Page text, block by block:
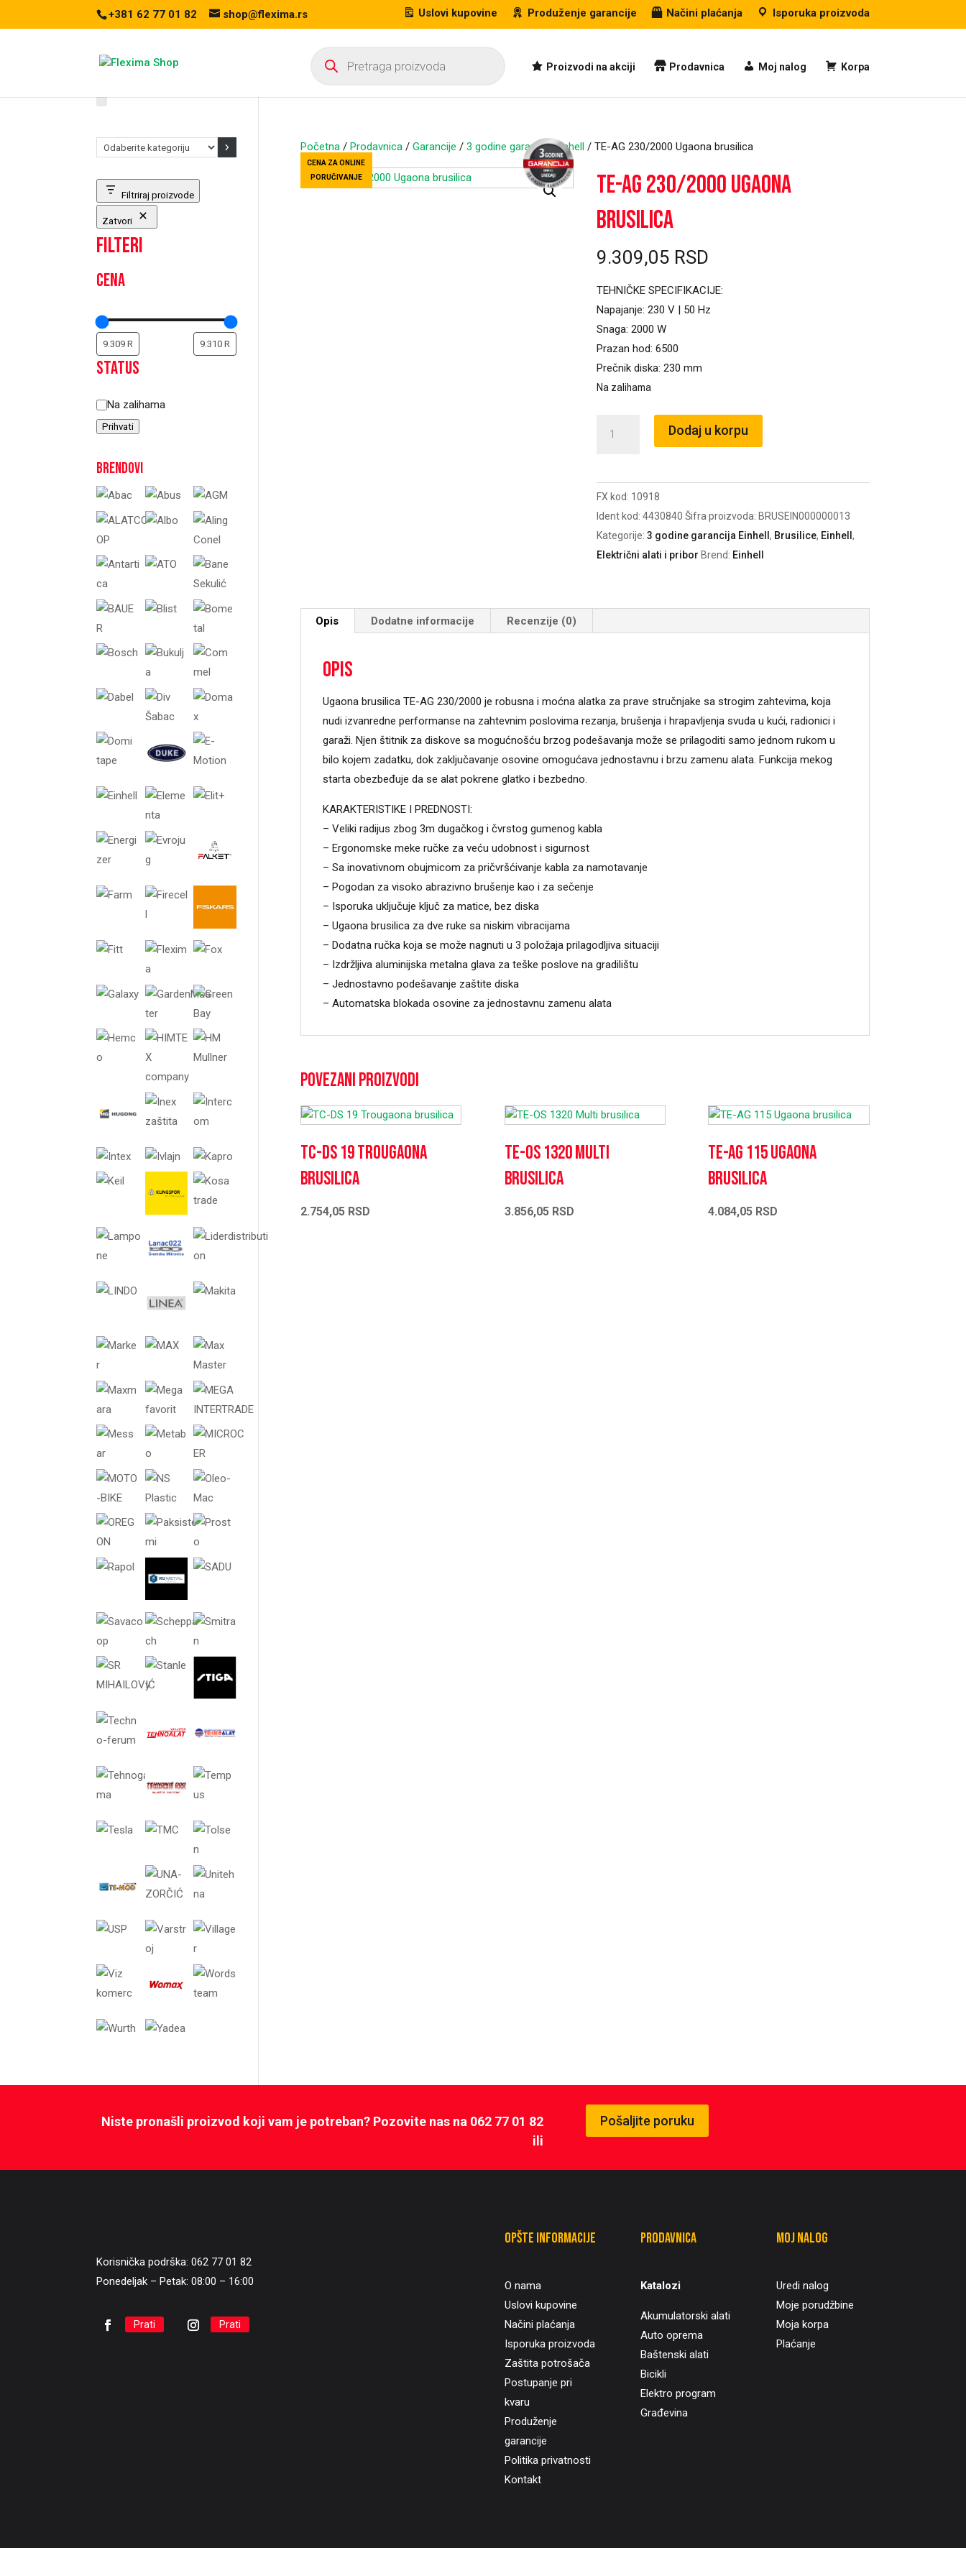
+381 62 77 01 82 shop@flexima.rs Uslovi kupovine Produženje garancije Načini plaćanja Isporuka proizvoda
search
Proizvodi na akciji Prodavnica Moj nalog Korpa
Početna/ Prodavnica/ Garancije / 3 godine garancija Einhell/ TE-AG 230/2000 Ugaona brusilica
CENA ZA ONLINE
PORUČIVANJE
TE-AG 230/2000 Ugaona
brusilica
9.309,05 RSD
TEHNIČKE SPECIFIKACIJE:
Napajanje: 230 V | 50 Hz
Snaga: 2000 W
Prazan hod: 6500
Prečnik diska: 230 mm
Na zalihama
Ugaona
brusilica
količina
Dodaj u korpu
FX kod: 10918
Ident kod: 4430840 Šifra proizvoda: BRUSEIN000000013
Kategorije: 3 godine garancija Einhell , Brusilice, Einhell ,
Električni alati i pribor Brend: Einhell
Opis Dodatne informacije Recenzije (0)
Opis
Ugaona brusilica TE-AG 230/2000 je robusna i moćna alatka za prave stručnjake sa strogim zahtevima, koja
nudi izvanredne performanse na zahtevnim poslovima rezanja, brušenja i hrapavljenja svuda u kući, radionici i
garaži. Njen štitnik za diskove sa mogućnošću brzog podešavanja može se prilagoditi samo jednom rukom u
bilo kojem zadatku, dok zaključavanje osovine omogućava jednostavnu i brzu zamenu alata. Funkcija mekog
starta obezbeđuje da se alat pokrene glatko i bezbedno.
KARAKTERISTIKE I PREDNOSTI:
– Veliki radijus zbog 3m dugačkog i čvrstog gumenog kabla
– Ergonomske meke ručke za veću udobnost i sigurnost
– Sa inovativnom obujmicom za pričvršćivanje kabla za namotavanje
– Pogodan za visoko abrazivno brušenje kao i za sečenje
– Isporuka uključuje ključ za matice, bez diska
– Ugaona brusilica za dve ruke sa niskim vibracijama
– Dodatna ručka koja se može nagnuti u 3 položaja prilagodljiva situaciji
– Izdržljiva aluminijska metalna glava za teške poslove na gradilištu
– Jednostavno podešavanje zaštite diska
– Automatska blokada osovine za jednostavnu zamenu alata
Povezani proizvodi
TC-DS 19 Trougaona
brusilica
2.754,05 RSD
TE-OS 1320 Multi
brusilica
3.856,05 RSD
TE-AG 115 Ugaona
brusilica
4.084,05 RSD
Odaberite
Filtriraj proizvode
Zatvori
Filteri
Cena
Status
Status
Na zalihama
Prihvati
Brendovi
Niste pronašli proizvod koji vam je potreban? Pozovite nas na 062 77 01 82
ili
Pošaljite poruku
Korisnička podrška: 062 77 01 82
Ponedeljak – Petak: 08:00 – 16:00
Prati Prati
Opšte informacije
O nama
Uslovi kupovine
Načini plaćanja
Isporuka proizvoda
Zaštita potrošača
Postupanje pri
kvaru
Produženje
garancije
Politika privatnosti
Kontakt
Prodavnica
Katalozi
Akumulatorski alati
Auto oprema
Baštenski alati
Bicikli
Elektro program
Građevina
Moj nalog
Uredi nalog
Moje porudžbine
Moja korpa
Plaćanje